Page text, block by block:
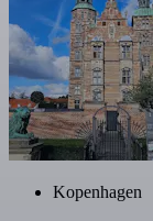
Kopenhagen